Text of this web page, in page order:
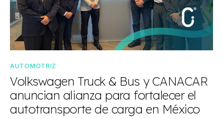
AUTOMOTRIZ
Volkswagen Truck & Bus y CANACAR
anuncian alianza para fortalecer el
autotransporte de carga en México